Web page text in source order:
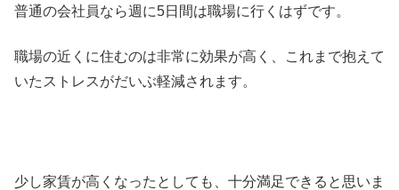
普通の会社員なら週に5日間は職場に行くはずです。
職場の近くに住むのは非常に効果が高く、これまで抱えて
いたストレスがだいぶ軽減されます。
少し家賃が高くなったとしても、十分満足できると思いま